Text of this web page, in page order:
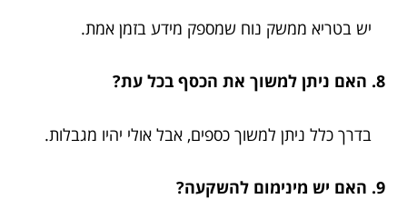
יש בטריא ממשק נוח שמספק מידע בזמן אמת.
8. האם ניתן למשוך את הכסף בכל עת?
בדרך כלל ניתן למשוך כספים, אבל אולי יהיו מגבלות.
9. האם יש מינימום להשקעה?